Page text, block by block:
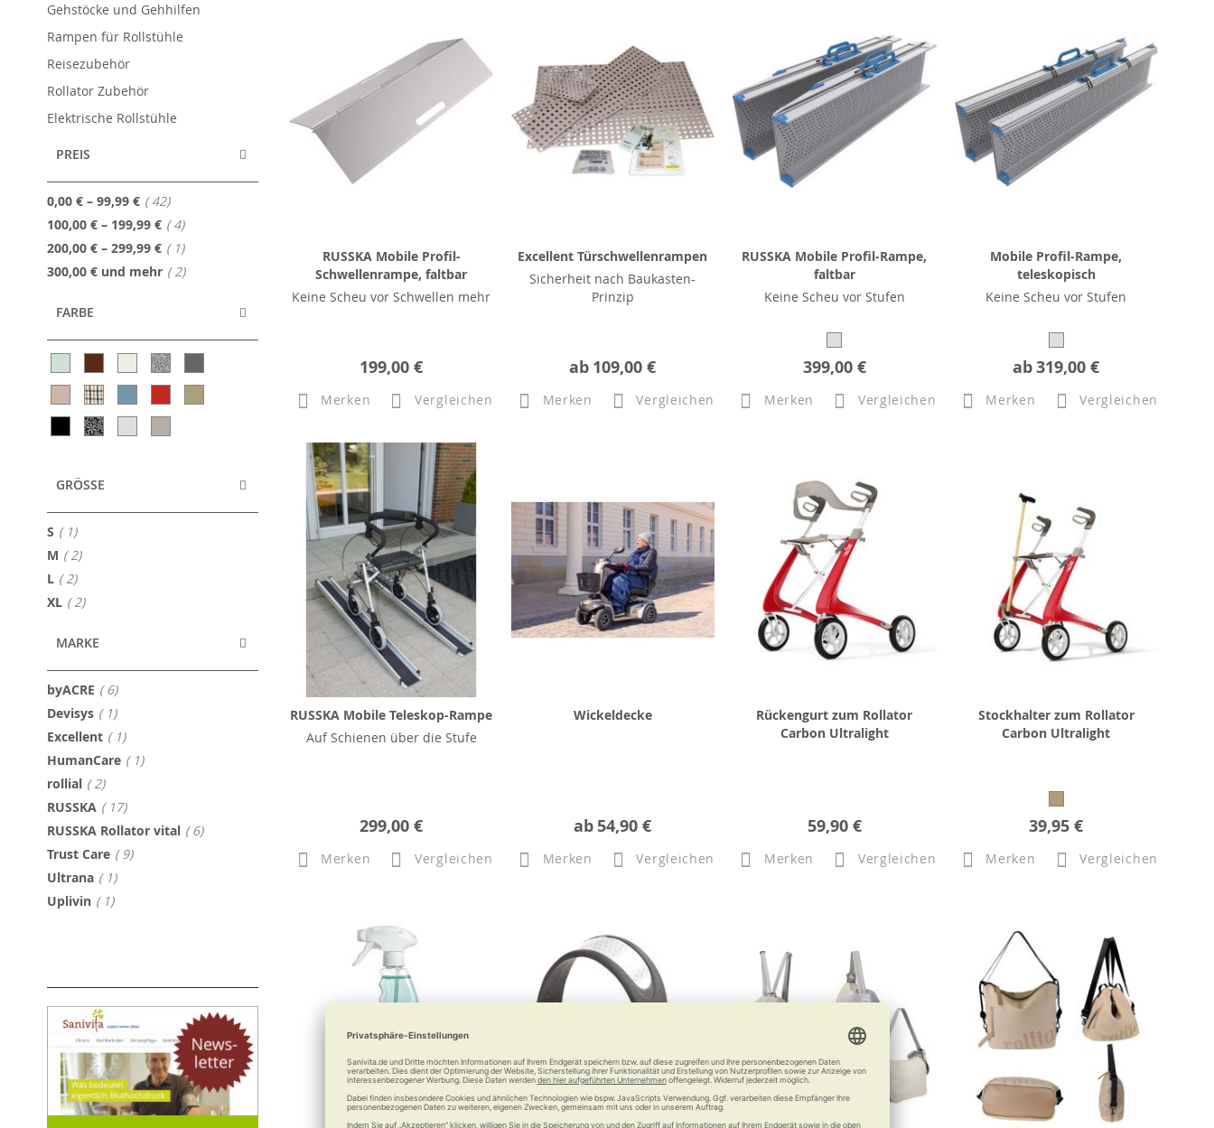
RUSSKA Mobile Profil-
Schwellenrampe, faltbar
Keine Scheu vor Schwellen mehr
199,00 €
Merken Vergleichen
Excellent Türschwellenrampen
Sicherheit nach Baukasten-
Prinzip
ab 109,00 €
Merken Vergleichen
RUSSKA Mobile Profil-Rampe,
faltbar
Keine Scheu vor Stufen
399,00 €
Merken Vergleichen
Mobile Profil-Rampe,
teleskopisch
Keine Scheu vor Stufen
ab319,00 €
Merken Vergleichen
RUSSKA Mobile Teleskop-Rampe
Auf Schienen über die Stufe
299,00 €
Merken Vergleichen
Wickeldecke
ab 54,90 €
Merken Vergleichen
Rückengurt zum Rollator
Carbon Ultralight
59,90 €
Merken Vergleichen
Stockhalter zum Rollator
Carbon Ultralight
39,95 €
Merken Vergleichen
Gehstöcke und Gehhilfen
Rampen für Rollstühle
Reisezubehör
Rollator Zubehör
Elektrische Rollstühle
PREIS
0,00 € – 99,99 € 42Artikel
100,00 € – 199,99 € 4Artikel
200,00 € – 299,99 € 1Artikel
300,00 € und mehr 2Artikel
FARBE
GRÖSSE
S 1Artikel
M 2Artikel
L 2Artikel
XL 2Artikel
MARKE
byACRE 6Artikel
Devisys 1Artikel
Excellent 1Artikel
HumanCare 1Artikel
rollial 2Artikel
RUSSKA 17Artikel
RUSSKA Rollator vital 6Artikel
Trust Care 9Artikel
Ultrana 1Artikel
Uplivin 1Artikel